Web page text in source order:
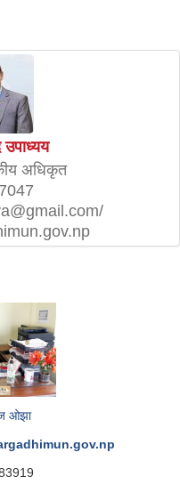
उपाध्यय
अधिकृत
ओझा